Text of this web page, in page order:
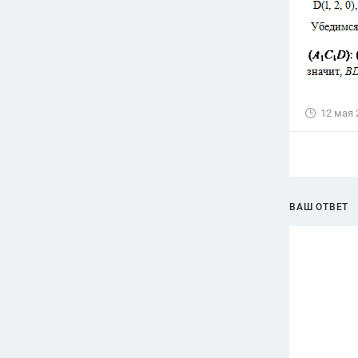
12 мая
ВАШ ОТВЕТ